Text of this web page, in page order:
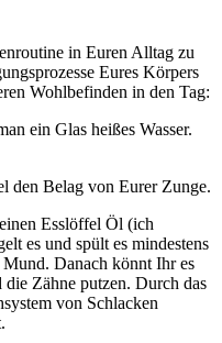
in Euren Alltag zu
Eures Körpers
Wohlbefinden in den Tag:
ein Glas heißes Wasser.
den Belag von Eurer Zunge.
Esslöffel Öl (ich
es und spült es mindestens
Danach könnt Ihr es
die Zähne putzen. Durch das
von Schlacken